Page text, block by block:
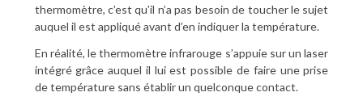
thermomètre, c’est qu’il n’a pas besoin de toucher le sujet
auquel il est appliqué avant d’en indiquer la température.
En réalité, le thermomètre infrarouge s’appuie sur un laser
intégré grâce auquel il lui est possible de faire une prise
de température sans établir un quelconque contact.